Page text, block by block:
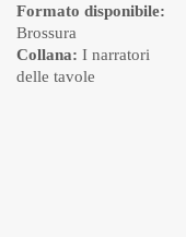
Formato disponibile:
Brossura
Collana: I narratori
delle tavole